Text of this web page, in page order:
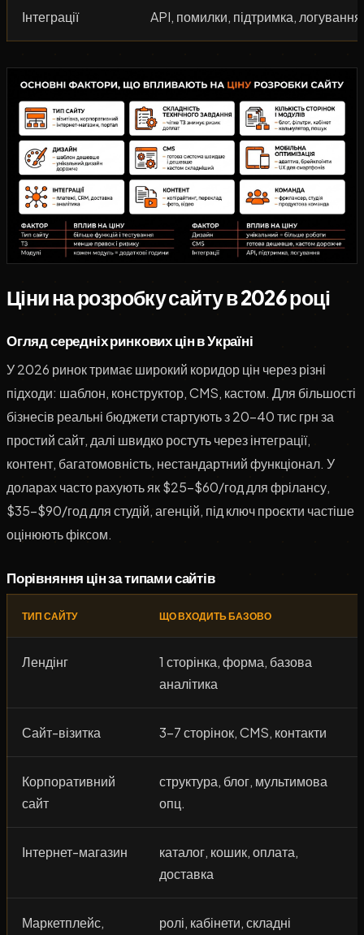
Інтеграції API, помилки, підтримка, логування
Ціни на розробку сайту в 2026 році
Огляд середніх ринкових цін в Україні
У 2026 ринок тримає широкий коридор цін через різні
підходи: шаблон, конструктор, CMS, кастом. Для більшості
бізнесів реальні бюджети стартують з 20–40 тис грн за
простий сайт, далі швидко ростуть через інтеграції,
контент, багатомовність, нестандартний функціонал. У
доларах часто рахують як $25–$60/год для фрілансу,
$35–$90/год для студій, агенцій, під ключ проєкти частіше
оцінюють фіксом.
Порівняння цін за типами сайтів
ТИП САЙТУ ЩО ВХОДИТЬ БАЗОВО
Лендінг
1 сторінка, форма, базова
аналітика
Сайт-візитка 3–7 сторінок, CMS, контакти
Корпоративний
сайт
структура, блог, мультимова
опц.
Інтернет-магазин
каталог, кошик, оплата,
доставка
Маркетплейс,
ролі, кабінети, складні